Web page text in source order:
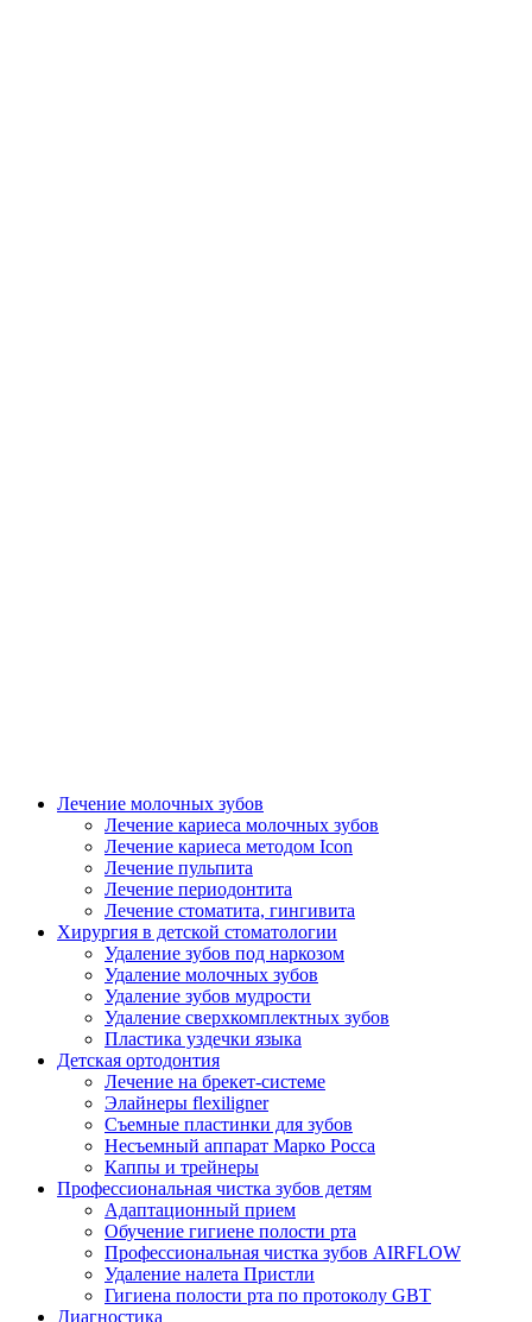
Лечение молочных зубов
Лечение кариеса молочных зубов
Лечение кариеса методом Icon
Лечение пульпита
Лечение периодонтита
Лечение стоматита, гингивита
Хирургия в детской стоматологии
Удаление зубов под наркозом
Удаление молочных зубов
Удаление зубов мудрости
Удаление сверхкомплектных зубов
Пластика уздечки языка
Детская ортодонтия
Лечение на брекет-системе
Элайнеры flexiligner
Съемные пластинки для зубов
Несъемный аппарат Марко Росса
Каппы и трейнеры
Профессиональная чистка зубов детям
Адаптационный прием
Обучение гигиене полости рта
Профессиональная чистка зубов AIRFLOW
Удаление налета Пристли
Гигиена полости рта по протоколу GBT
Диагностика